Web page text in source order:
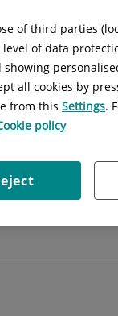
Pulido
SERVICIO
Y
cita
of third parties
of data
all cookies by
from this Settings.
policy